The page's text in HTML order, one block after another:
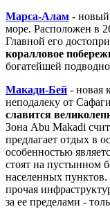
Марса-Алам - новый
море. Расположен в
Главной его
коралловое
богатейшей
Макади-Бей - новая
неподалеку от
славится
Зона Abu Makadi
предлагает отдых в
особенностью
стоят на пустынном
населенных
прочая
за ее пределами -